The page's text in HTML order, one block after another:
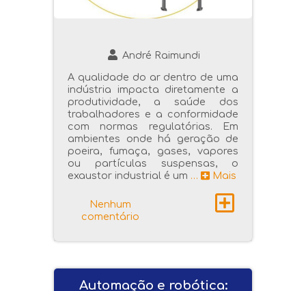
André Raimundi
A qualidade do ar dentro de uma
indústria impacta diretamente a
produtividade, a saúde dos
trabalhadores e a conformidade
com normas regulatórias. Em
ambientes onde há geração de
poeira, fumaça, gases, vapores
ou partículas suspensas, o
exaustor industrial é um … Mais
Nenhum
comentário
Automação e robótica: